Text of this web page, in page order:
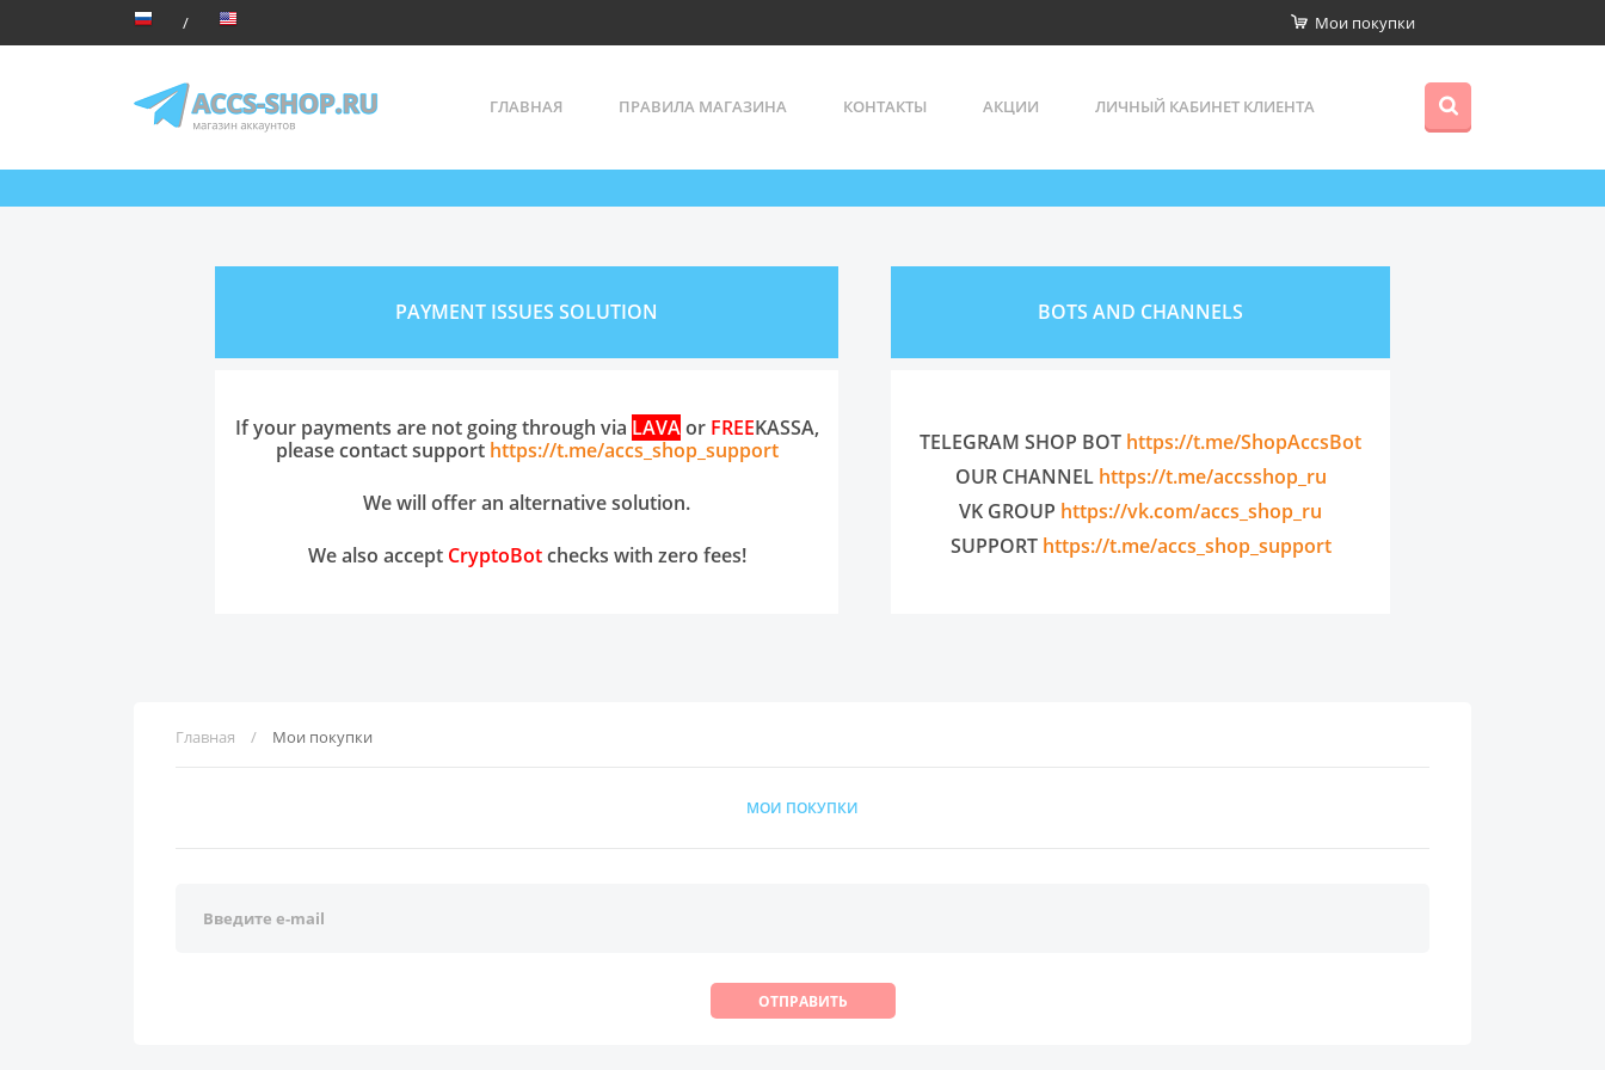
Мои покупки
ГЛАВНАЯ ПРАВИЛА МАГАЗИНА КОНТАКТЫ АКЦИИ ЛИЧНЫЙ КАБИНЕТ КЛИЕНТА
PAYMENT ISSUES SOLUTION BOTS AND CHANNELS
If your payments are not going through via LAVAor FREEKASSA,
please contact support https://t.me/accs_shop_support
We will offer an alternative solution.
We also accept CryptoBotchecks with zero fees!
TELEGRAM SHOP BOT https://t.me/ShopAccsBot
OUR CHANNEL https://t.me/accsshop_ru
VK GROUP https://vk.com/accs_shop_ru
SUPPORT https://t.me/accs_shop_support
Главная Мои покупки
МОИ ПОКУПКИ
Всего позиций в корзине
(шт)
Сумма к оплате (без скидок)